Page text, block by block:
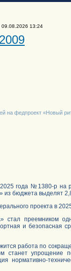
09.08.2026 13:24
на федпроект «Новый
года №1380-р на
из бюджета выделят
проекта в
стал преемником
и
работа по
станет упрощение
нормативно-